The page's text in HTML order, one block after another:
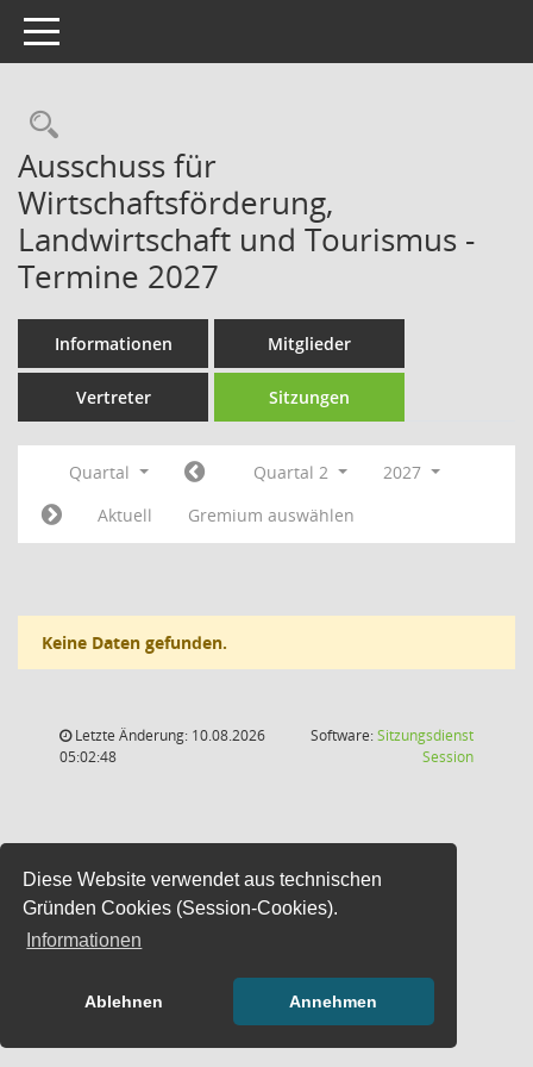
Diese Website verwendet aus technischen
Gründen Cookies (Session-Cookies).
Informationen
Ablehnen Annehmen
Toggle navigation
Rechercheauswahl
Ausschuss für
Wirtschaftsförderung,
Landwirtschaft und Tourismus -
Termine 2027
Informationen Mitglieder
Vertreter Sitzungen
Quartal Quartal 2
2027
Aktuell
Gremium auswählen
Keine Daten gefunden.
Letzte Änderung: 10.08.2026
05:02:48
Software:Sitzungsdienst
Session(Wird in